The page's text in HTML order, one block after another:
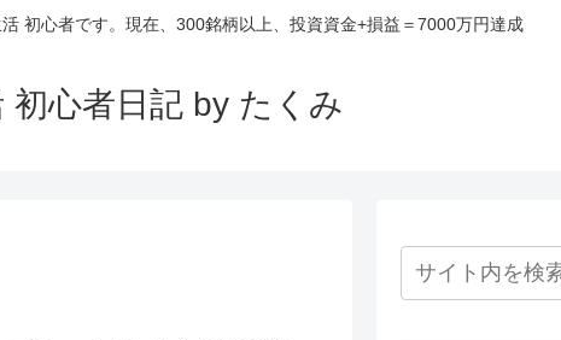
初心者です。現在、300銘柄以上、投資資金+損益＝7000万円達成
初心者日記 by たくみ